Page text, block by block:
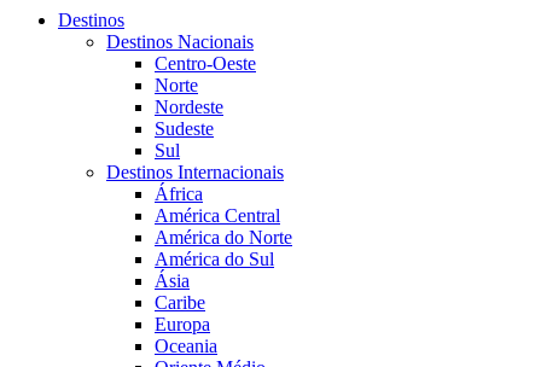
Destinos
Destinos Nacionais
Centro-Oeste
Norte
Nordeste
Sudeste
Sul
Destinos Internacionais
África
América Central
América do Norte
América do Sul
Ásia
Caribe
Europa
Oceania